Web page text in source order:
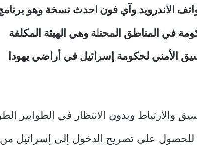
الاندرويد وآي فون احدث نسخة وهو
في المناطق المحتلة وهي الهيئة المكلفة
الأمني لحكومة إسرائيل في أراضي يهودا
والارتباط وبدون الانتظار في الطوابير
للحصول على تصريح الدخول إلى إسرائيل من